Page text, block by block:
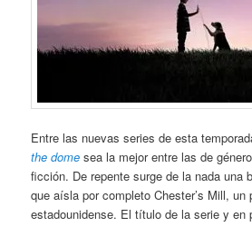
Entre las nuevas series de esta
the dome sea la mejor entre las de
ficción. De repente surge de la nada una
que aísla por completo Chester’s Mill, un
estadounidense. El título de la serie y en